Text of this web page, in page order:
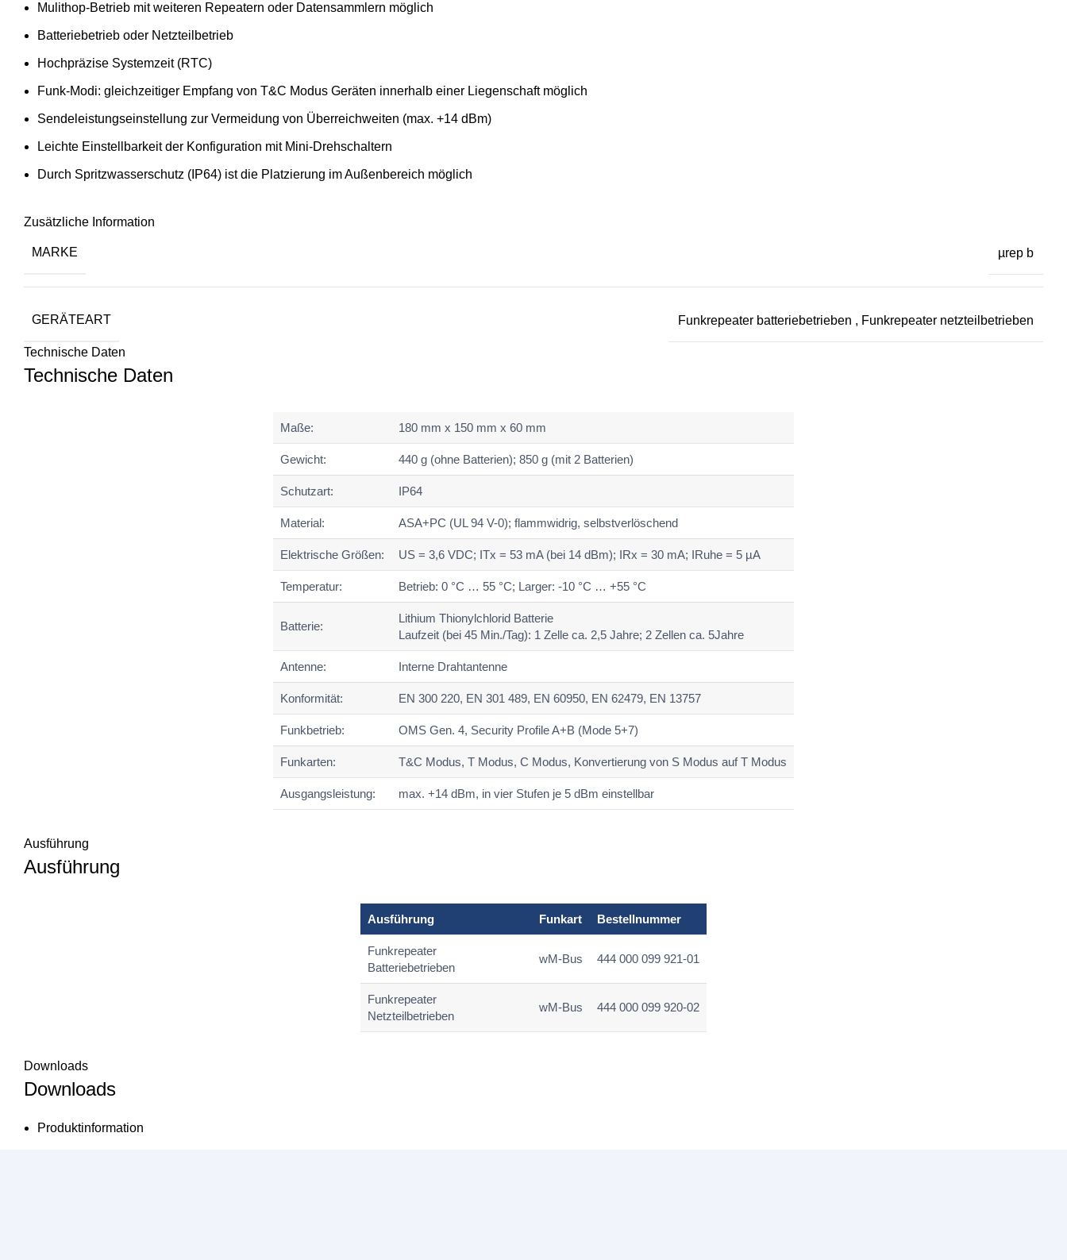
Mulithop-Betrieb mit weiteren Repeatern oder Datensammlern möglich
Batteriebetrieb oder Netzteilbetrieb
Hochpräzise Systemzeit (RTC)
Funk-Modi: gleichzeitiger Empfang von T&C Modus Geräten innerhalb einer Liegenschaft möglich
Sendeleistungseinstellung zur Vermeidung von Überreichweiten (max. +14 dBm)
Leichte Einstellbarkeit der Konfiguration mit Mini-Drehschaltern
Durch Spritzwasserschutz (IP64) ist die Platzierung im Außenbereich möglich
Zusätzliche Information
MARKE µrep b
GERÄTEART Funkrepeater batteriebetrieben , Funkrepeater netzteilbetrieben
Technische Daten
Technische Daten
Maße: 180 mm x 150 mm x 60 mm
Gewicht: 440 g (ohne Batterien); 850 g (mit 2 Batterien)
Schutzart: IP64
Material: ASA+PC (UL 94 V-0); flammwidrig, selbstverlöschend
Elektrische Größen: US = 3,6 VDC; ITx = 53 mA (bei 14 dBm); IRx = 30 mA; IRuhe = 5 µA
Temperatur: Betrieb: 0 °C … 55 °C; Larger: -10 °C … +55 °C
Batterie:
Lithium Thionylchlorid Batterie
Laufzeit (bei 45 Min./Tag): 1 Zelle ca. 2,5 Jahre; 2 Zellen ca. 5Jahre
Antenne: Interne Drahtantenne
Konformität: EN 300 220, EN 301 489, EN 60950, EN 62479, EN 13757
Funkbetrieb: OMS Gen. 4, Security Profile A+B (Mode 5+7)
Funkarten: T&C Modus, T Modus, C Modus, Konvertierung von S Modus auf T Modus
Ausgangsleistung: max. +14 dBm, in vier Stufen je 5 dBm einstellbar
Ausführung
Ausführung
Ausführung Funkart Bestellnummer
Funkrepeater
Batteriebetrieben
wM-Bus 444 000 099 921-01
Funkrepeater
Netzteilbetrieben
wM-Bus 444 000 099 920-02
Downloads
Downloads
Produktinformation